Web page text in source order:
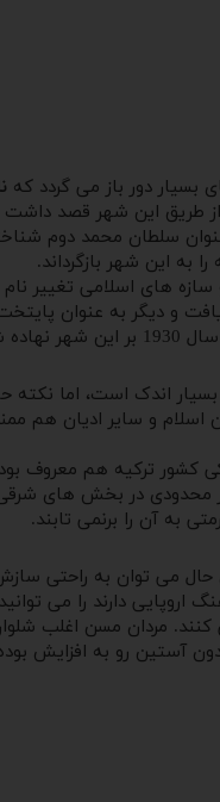
دور باز می گردد که
روم شرقی از طریق این
فرد به عنوان سلطان
این شهر بازگرداند.
های اسلامی تغییر نام
و ترکیه در سال 1922 موقعیت شهر
شود.
اندک است، اما نکته
و سایر ادیان هم
ترکیه هم معروف
محدودی در بخش های
به آن را برنمی تابند.
می توان به راحتی
دارند را می
کنند. مردان مسن اغلب
آستین رو به افزایش